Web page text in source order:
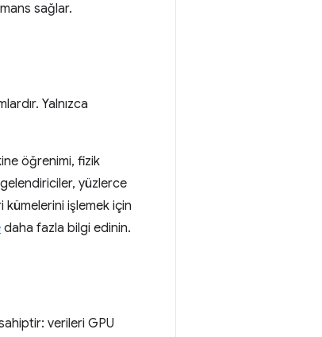
sağlar.
Yalnızca
öğrenimi, fizik
yüzlerce
kümelerini işlemek için
daha fazla bilgi edinin.
verileri GPU